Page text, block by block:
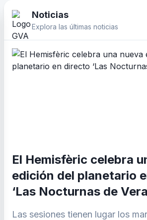
Noticias
Explora las últimas noticias
El Hemisfèric celebra
edición del planetario
‘Las Nocturnas de
Las sesiones tienen lugar los